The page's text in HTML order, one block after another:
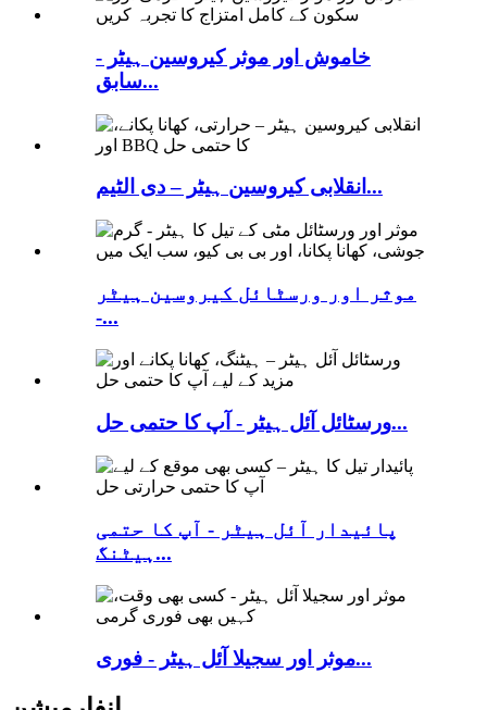
خاموش اور موثر کیروسین ہیٹر -
سابق...
انقلابی کیروسین ہیٹر – دی الٹیم...
موثر اور ورسٹائل کیروسین ہیٹر
-...
ورسٹائل آئل ہیٹر - آپ کا حتمی حل...
پائیدار آئل ہیٹر - آپ کا حتمی
ہیٹنگ...
موثر اور سجیلا آئل ہیٹر - فوری...